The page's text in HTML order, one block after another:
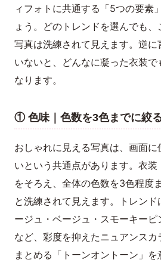
ィフォトに共通する「5つの要素
ょう。どのトレンドを選んでも
写真は洗練されて見えます。逆に
いないと、どんなに凝った衣装
なります。
① 色味｜色数を3色までに絞
おしゃれに見える写真は、画面
いという共通点があります。衣
をそろえ、全体の色数を3色程度
と洗練されて見えます。トレン
ージュ・ベージュ・スモーキー
など、彩度を抑えたニュアンス
まとめる「トーンオントーン」を